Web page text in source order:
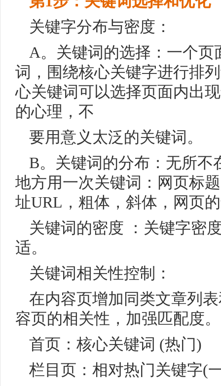
关键字分布与密度：
A。关键词的选择：一个
词，围绕核心关键字进行排
心关键词可以选择页面内出
的心理，不
要用意义太泛的关键词。
B。关键词的分布：无所
地方用一次关键词：网页标
址URL，粗体，斜体，网页
关键词的密度 ：关键字密
适。
关键词相关性控制：
在内容页增加同类文章列
容页的相关性，加强匹配度。
首页：核心关键词 (热门)
栏目页：相对热门关键字(